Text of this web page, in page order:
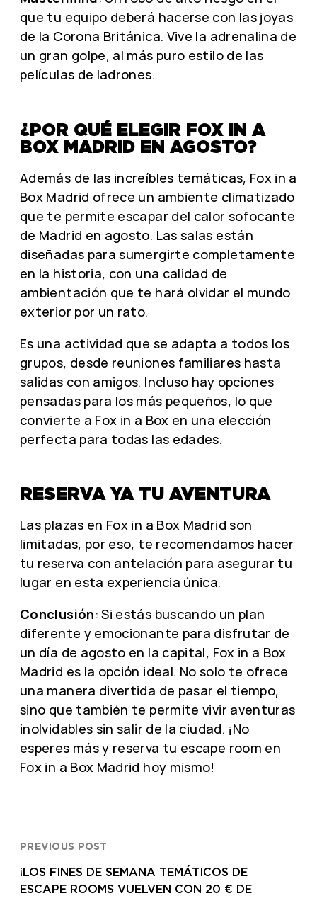
que tu equipo deberá hacerse con las joyas
de la Corona Británica. Vive la adrenalina de
un gran golpe, al más puro estilo de las
películas de ladrones.
¿POR QUÉ ELEGIR FOX IN A
BOX MADRID EN AGOSTO?
Además de las increíbles temáticas, Fox in a
Box Madrid ofrece un ambiente climatizado
que te permite escapar del calor sofocante
de Madrid en agosto. Las salas están
diseñadas para sumergirte completamente
en la historia, con una calidad de
ambientación que te hará olvidar el mundo
exterior por un rato.
Es una actividad que se adapta a todos los
grupos, desde reuniones familiares hasta
salidas con amigos. Incluso hay opciones
pensadas para los más pequeños, lo que
convierte a Fox in a Box en una elección
perfecta para todas las edades.
RESERVA YA TU AVENTURA
Las plazas en Fox in a Box Madrid son
limitadas, por eso, te recomendamos hacer
tu reserva con antelación para asegurar tu
lugar en esta experiencia única.
Conclusión: Si estás buscando un plan
diferente y emocionante para disfrutar de
un día de agosto en la capital, Fox in a Box
Madrid es la opción ideal. No solo te ofrece
una manera divertida de pasar el tiempo,
sino que también te permite vivir aventuras
inolvidables sin salir de la ciudad. ¡No
esperes más y reserva tu escape room en
Fox in a Box Madrid hoy mismo!
PREVIOUS POST
¡LOS FINES DE SEMANA TEMÁTICOS DE
ESCAPE ROOMS VUELVEN CON 20 € DE